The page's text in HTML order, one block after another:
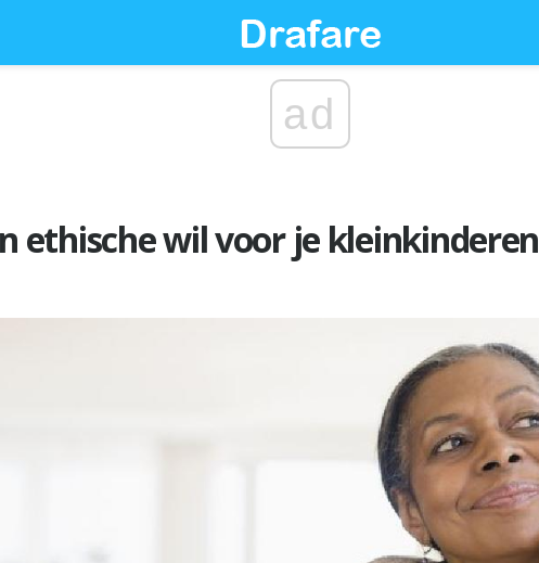
ad
ethische wil voor je kleinkinderen